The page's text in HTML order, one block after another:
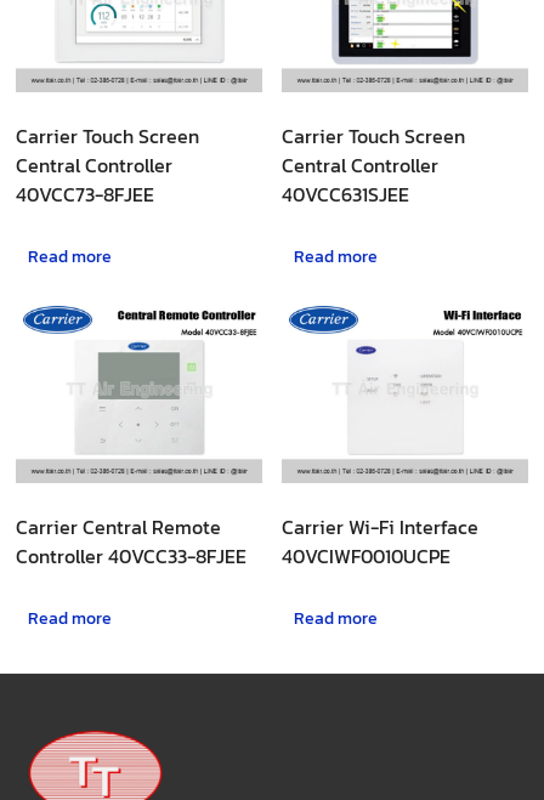
Carrier Touch Screen
Central Controller
40VCC73-8FJEE
Read more
Carrier Touch Screen
Central Controller
40VCC631SJEE
Read more
Carrier Central Remote
Controller 40VCC33-8FJEE
Read more
Carrier Wi-Fi Interface
40VCIWF0010UCPE
Read more